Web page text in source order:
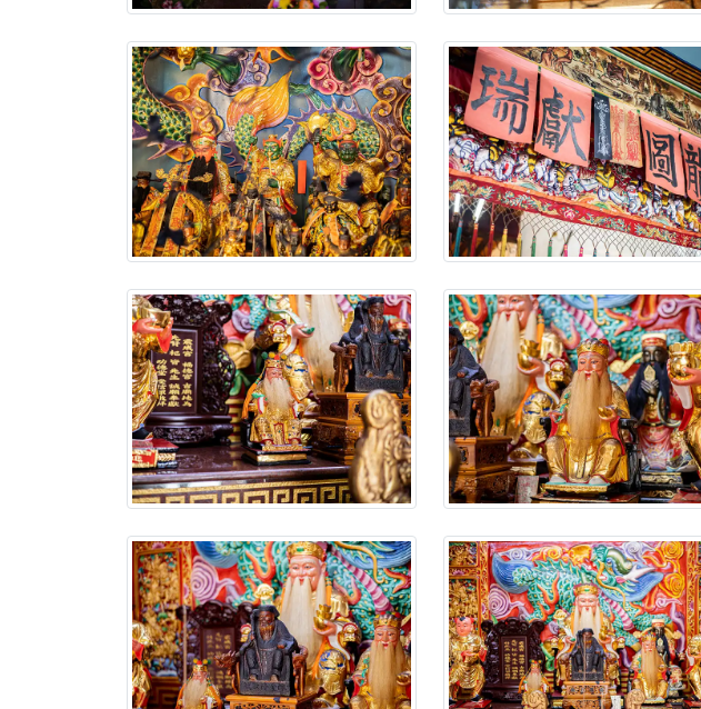
【桃園龜山 慈恩宮】瑤池金母聖誕祝壽盛典
【桃園龜山 慈恩宮】丙午年慶讚中元普渡法
【新北八里 紫德宮】丙午年中元普渡讚普超
【台北北投金虎爺會】父親節陪爸爸一起闖
【新北八里 紫德宮】父親節奉茶感恩活動，
【桃園新屋 深圳玄天宮】農曆七月擴大犒軍
【桃園新屋 深圳玄天宮】七娘媽聖誕祝壽慶
【桃園慈善宮(天公廟)】虎爺元帥 開光大典
歡迎友廟長官、小編加入我們LINE官方帳號
歡迎信眾分享您前往廟宇的參拜體驗，推廣您